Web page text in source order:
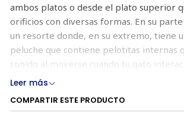
ambos platos o desde el plato superior
orificios con diversas formas. En su
un resorte donde, en su extremo, tiene
peluche que contiene pelotitas internas
sonido al moverse cuando tu gato
resorte o directamente con el ratón, lo
diversión.
Leer más
COMPARTIR ESTE PRODUCTO